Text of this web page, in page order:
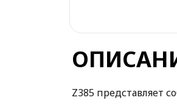
Z385 представляет